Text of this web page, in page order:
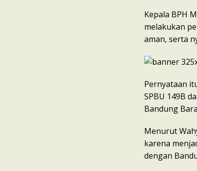
Kepala BPH
melakukan
aman, serta
Pernyataan
SPBU 149B
Bandung
Menurut
karena
dengan